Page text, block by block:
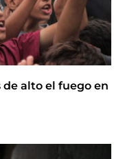
de alto el fuego en